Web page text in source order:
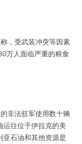
，受武装冲突等因素
万人面临严重的粮食
非法驻军使用数十辆
运往位于伊拉克的美
亚石油和其他资源是